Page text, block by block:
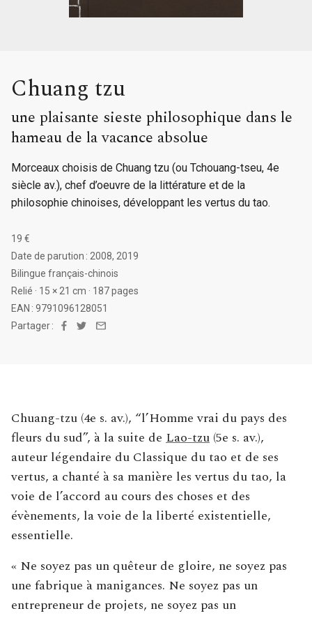
Chuang tzu
une plaisante sieste philosophique dans le
hameau de la vacance absolue
Morceaux choisis de Chuang tzu (ou Tchouang-tseu, 4e
siècle av.), chef d’oeuvre de la littérature et de la
philosophie chinoises, développant les vertus du tao.
19 €
Date de parution : 2008, 2019
Bilingue français-chinois
Relié · 15 × 21 cm · 187 pages
EAN : 9791096128051
Partager :
Facebook
Twitter
Chuang-tzu (4e s. av.), “l’Homme vrai du pays des
fleurs du sud”, à la suite de Lao-tzu (5e s. av.),
auteur légendaire du Classique du tao et de ses
vertus, a chanté à sa manière les vertus du tao, la
voie de l’accord au cours des choses et des
évènements, la voie de la liberté existentielle,
essentielle.
« Ne soyez pas un quêteur de gloire, ne soyez pas
une fabrique à manigances. Ne soyez pas un
entrepreneur de projets, ne soyez pas un